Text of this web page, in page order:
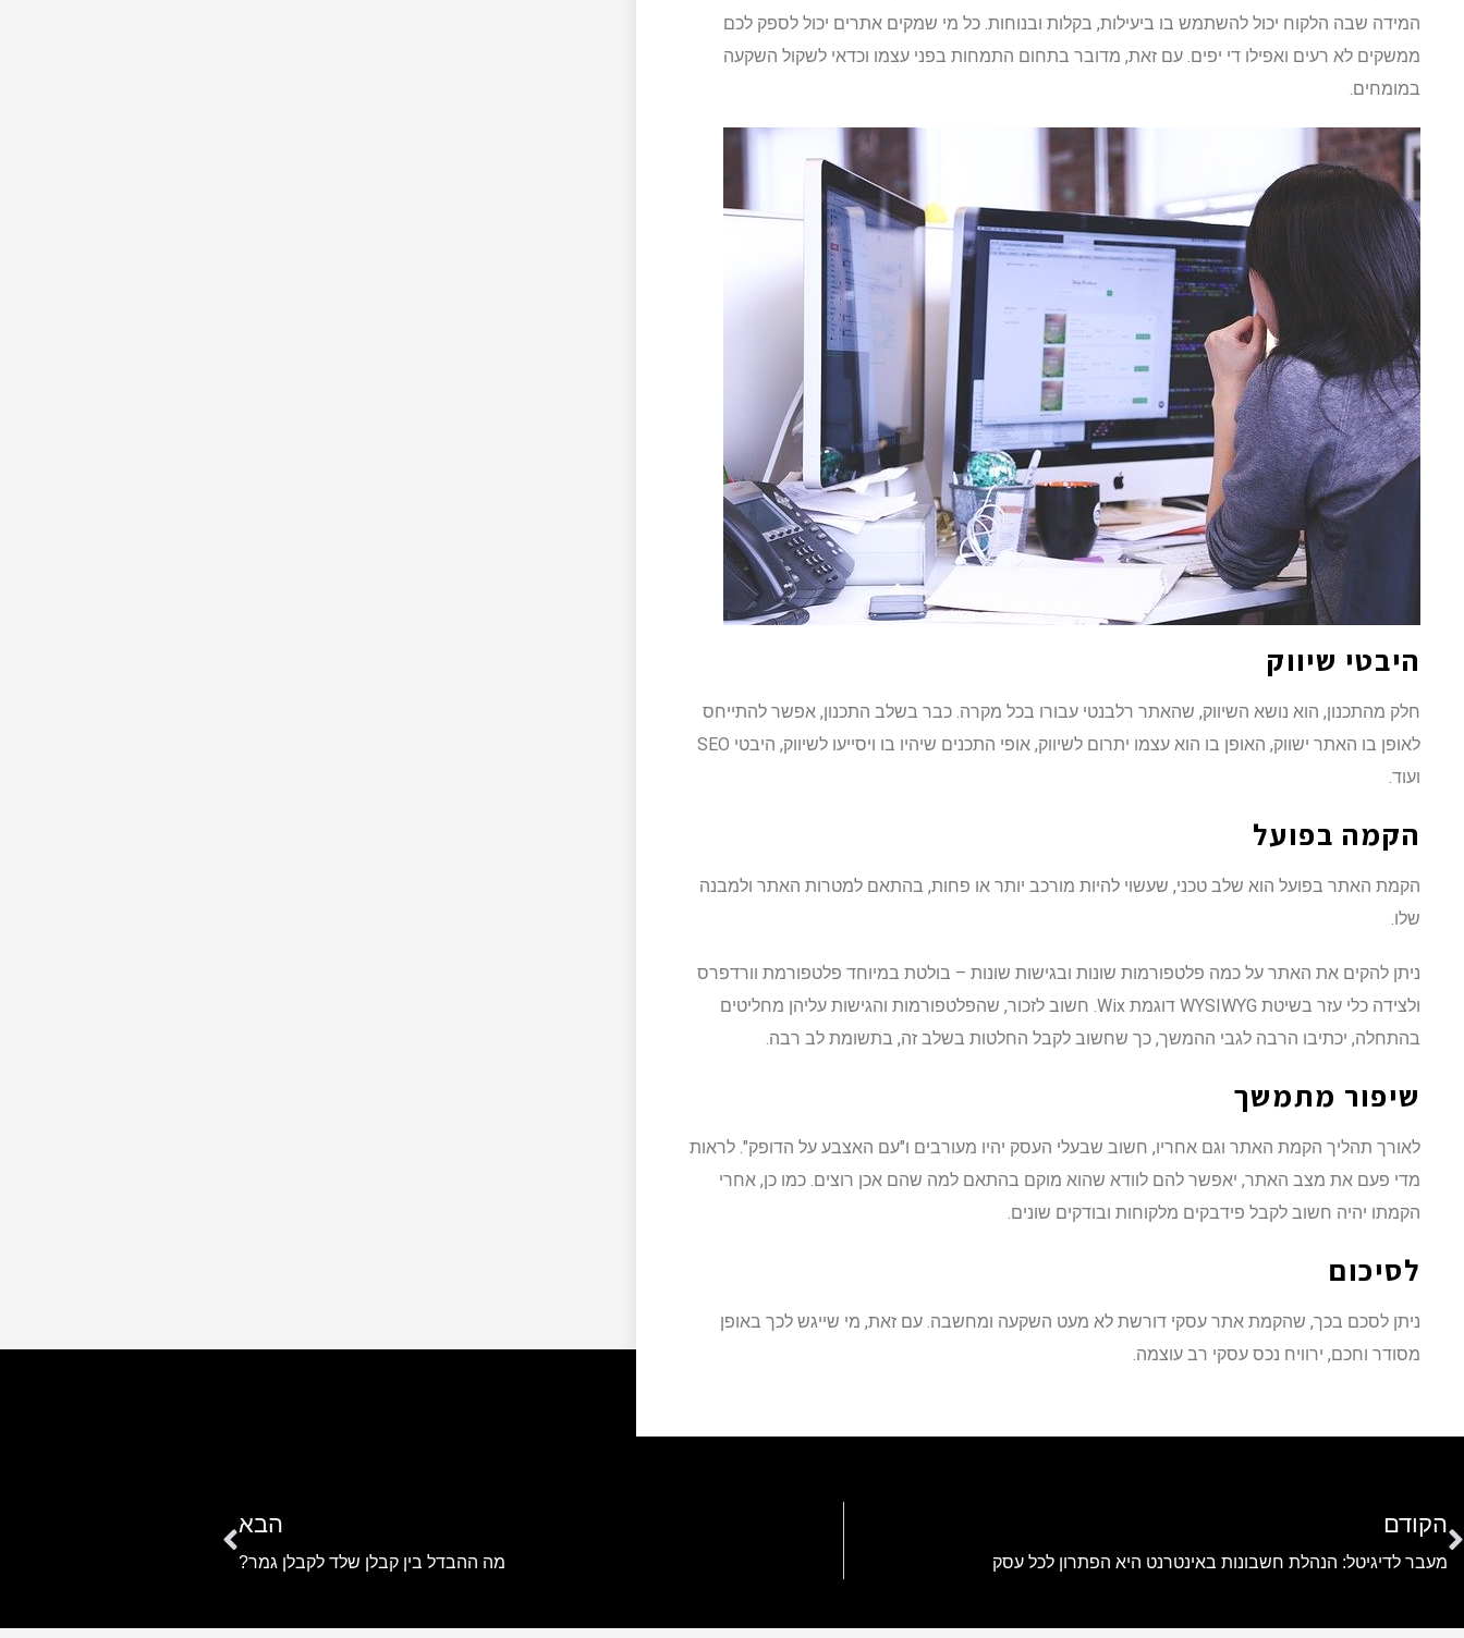
המידה שבה הלקוח יכול להשתמש בו ביעילות, בקלות ובנוחות. כל מי שמקים אתרים יכול לספק לכם
ממשקים לא רעים ואפילו די יפים. עם זאת, מדובר בתחום התמחות בפני עצמו וכדאי לשקול השקעה
במומחים.
היבטי שיווק
חלק מהתכנון, הוא נושא השיווק, שהאתר רלבנטי עבורו בכל מקרה. כבר בשלב התכנון, אפשר להתייחס
לאופן בו האתר ישווק, האופן בו הוא עצמו יתרום לשיווק, אופי התכנים שיהיו בו ויסייעו לשיווק, היבטי SEO
ועוד.
הקמה בפועל
הקמת האתר בפועל הוא שלב טכני, שעשוי להיות מורכב יותר או פחות, בהתאם למטרות האתר ולמבנה
שלו.
ניתן להקים את האתר על כמה פלטפורמות שונות ובגישות שונות – בולטת במיוחד פלטפורמת וורדפרס
ולצידה כלי עזר בשיטת WYSIWYG דוגמת Wix. חשוב לזכור, שהפלטפורמות והגישות עליהן מחליטים
בהתחלה, יכתיבו הרבה לגבי ההמשך, כך שחשוב לקבל החלטות בשלב זה, בתשומת לב רבה.
שיפור מתמשך
לאורך תהליך הקמת האתר וגם אחריו, חשוב שבעלי העסק יהיו מעורבים ו"עם האצבע על הדופק". לראות
מדי פעם את מצב האתר, יאפשר להם לוודא שהוא מוקם בהתאם למה שהם אכן רוצים. כמו כן, אחרי
הקמתו יהיה חשוב לקבל פידבקים מלקוחות ובודקים שונים.
לסיכום
ניתן לסכם בכך, שהקמת אתר עסקי דורשת לא מעט השקעה ומחשבה. עם זאת, מי שייגש לכך באופן
מסודר וחכם, ירוויח נכס עסקי רב עוצמה.
הקודם
מעבר לדיגיטל: הנהלת חשבונות באינטרנט היא הפתרון לכל עסק
הבא
מה ההבדל בין קבלן שלד לקבלן גמר?